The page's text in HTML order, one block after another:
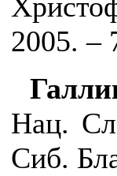
2005. –
Нац.
Сиб.